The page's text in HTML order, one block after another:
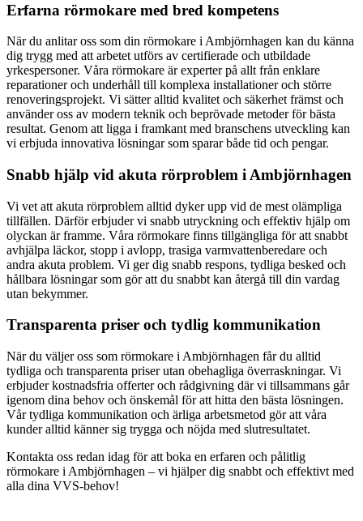
Erfarna rörmokare med bred kompetens
När du anlitar oss som din rörmokare i Ambjörnhagen kan du känna
dig trygg med att arbetet utförs av certifierade och utbildade
yrkespersoner. Våra rörmokare är experter på allt från enklare
reparationer och underhåll till komplexa installationer och större
renoveringsprojekt. Vi sätter alltid kvalitet och säkerhet främst och
använder oss av modern teknik och beprövade metoder för bästa
resultat. Genom att ligga i framkant med branschens utveckling kan
vi erbjuda innovativa lösningar som sparar både tid och pengar.
Snabb hjälp vid akuta rörproblem i Ambjörnhagen
Vi vet att akuta rörproblem alltid dyker upp vid de mest olämpliga
tillfällen. Därför erbjuder vi snabb utryckning och effektiv hjälp om
olyckan är framme. Våra rörmokare finns tillgängliga för att snabbt
avhjälpa läckor, stopp i avlopp, trasiga varmvattenberedare och
andra akuta problem. Vi ger dig snabb respons, tydliga besked och
hållbara lösningar som gör att du snabbt kan återgå till din vardag
utan bekymmer.
Transparenta priser och tydlig kommunikation
När du väljer oss som rörmokare i Ambjörnhagen får du alltid
tydliga och transparenta priser utan obehagliga överraskningar. Vi
erbjuder kostnadsfria offerter och rådgivning där vi tillsammans går
igenom dina behov och önskemål för att hitta den bästa lösningen.
Vår tydliga kommunikation och ärliga arbetsmetod gör att våra
kunder alltid känner sig trygga och nöjda med slutresultatet.
Kontakta oss redan idag för att boka en erfaren och pålitlig
rörmokare i Ambjörnhagen – vi hjälper dig snabbt och effektivt med
alla dina VVS-behov!